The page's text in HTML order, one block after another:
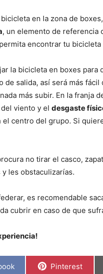
en la zona de
, un elemento de referencia
encontrar tu
la bicicleta en boxes para
de salida, así será más
más subir. En la franja
viento y el desgaste
centro del grupo. Si
no tirar el casco,
les obstaculizarías.
es recomendable
cubrir en caso de que
Compartir
Pinterest